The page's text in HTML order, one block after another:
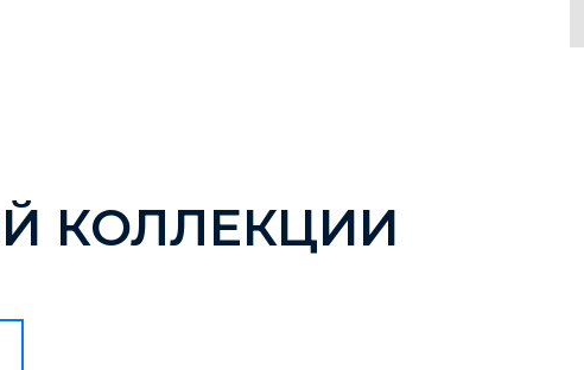
КОЛЛЕКЦИИ